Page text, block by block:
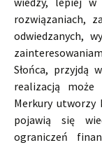
rozwiązaniach,
odwiedzanych,
Słońca, przyjdą
realizacją
Merkury utworzy
pojawią się
ograniczeń